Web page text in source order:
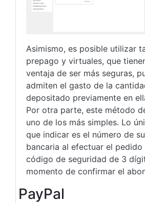
Asimismo, es posible utilizar
prepago y virtuales, que
ventaja de ser más seguras,
admiten el gasto de la
depositado previamente en
Por otra parte, este método
uno de los más simples. Lo
que indicar es el número de
bancaria al efectuar el pedido
código de seguridad de 3
momento de confirmar el
PayPal